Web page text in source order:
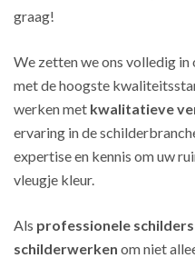
graag!
We zetten we ons volledig
met de hoogste
werken met kwalitatieve
ervaring in de
expertise en kennis om uw
vleugje kleur.
Als professionele schilders
schilderwerken om niet